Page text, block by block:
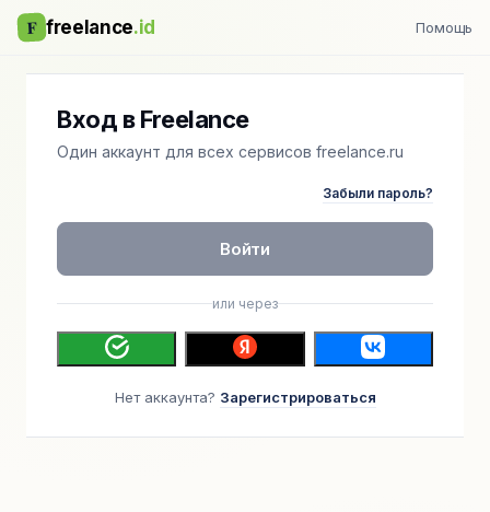
F freelance.id Помощь
Вход в Freelance
Один аккаунт для всех сервисов freelance.ru
Забыли пароль?
Войти
или через
Нет аккаунта? Зарегистрироваться